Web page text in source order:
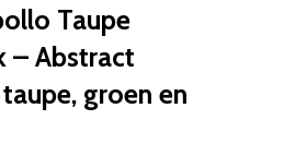
Taupe
– Abstract
groen en